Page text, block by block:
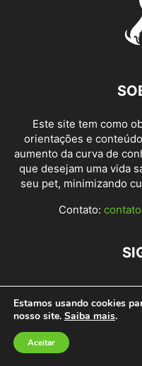
Este site tem como
orientações e
aumento da curva de
que desejam uma vida
seu pet, minimizando
Contato:
Politica de
© Meu Pet Saudável
Estamos usando cookies
nosso site. Saiba mais.
Aceitar